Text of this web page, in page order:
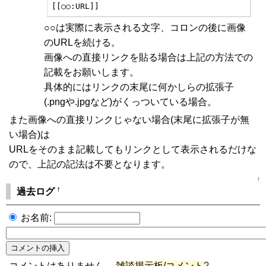
[[○○:URL]]
○○は実際に表示される文字、コロンの後に画像
のURLを続ける。
画像への直接リンクを貼る場合は上記の方法での
記載をお願いします。
具体的にはリンクの末尾に何かしらの拡張子
(.pngや.jpgなど)がくっついている場合。
また画像への直接リンクじゃない場合(末尾に拡張子が無
い場合)は
URLをそのまま記載してもリンクとして表示されるだけな
ので、上記の記法は不要となります。
↑
過去ログ †
お名前: